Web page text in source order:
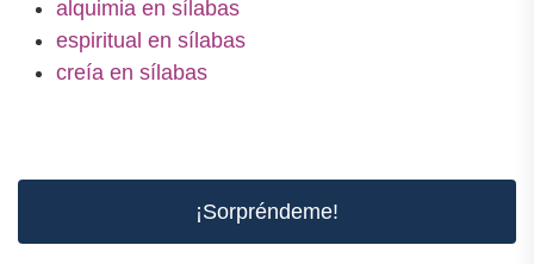
alquimia en sílabas
espiritual en sílabas
creía en sílabas
¡Sorpréndeme!